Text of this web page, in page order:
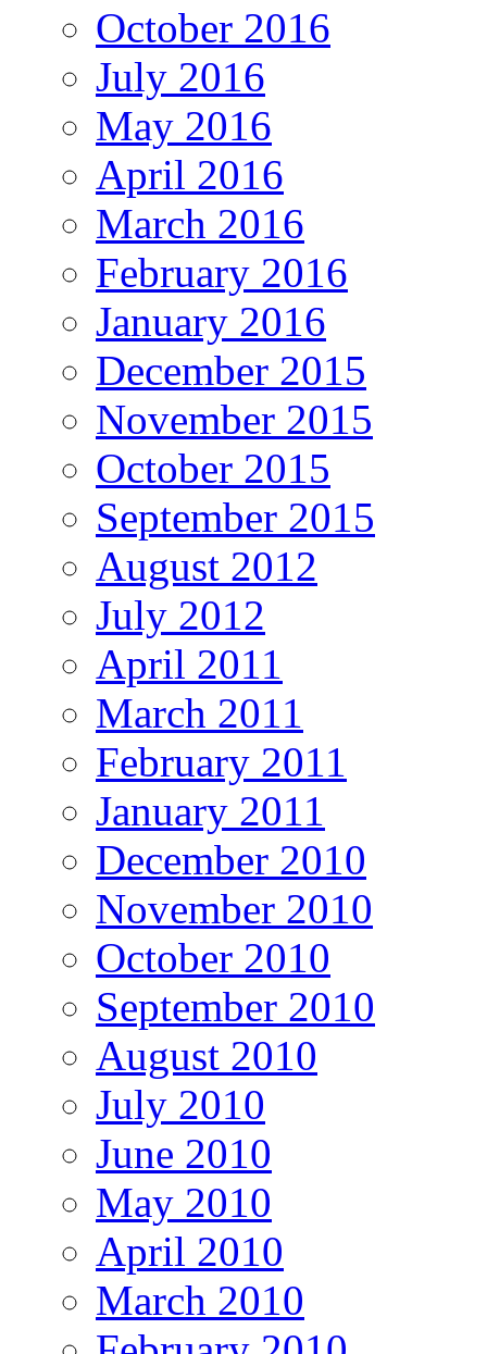
October 2016
July 2016
May 2016
April 2016
March 2016
February 2016
January 2016
December 2015
November 2015
October 2015
September 2015
August 2012
July 2012
April 2011
March 2011
February 2011
January 2011
December 2010
November 2010
October 2010
September 2010
August 2010
July 2010
June 2010
May 2010
April 2010
March 2010